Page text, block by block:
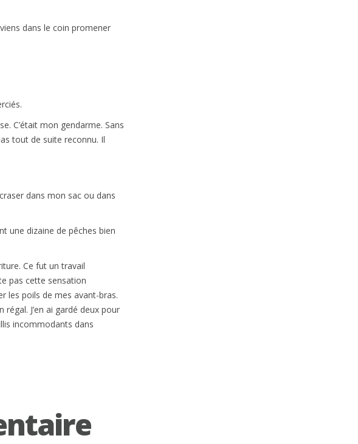
dans le coin promener
C’était mon gendarme. Sans
tout de suite reconnu. Il
dans mon sac ou dans
une dizaine de pêches bien
Ce fut un travail
pas cette sensation
les poils de mes avant-bras.
J’en ai gardé deux pour
incommodants dans